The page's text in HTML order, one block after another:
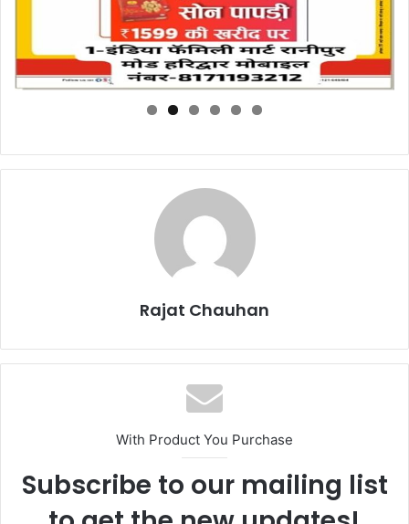
Rajat Chauhan
With Product You Purchase
Subscribe to our mailing list